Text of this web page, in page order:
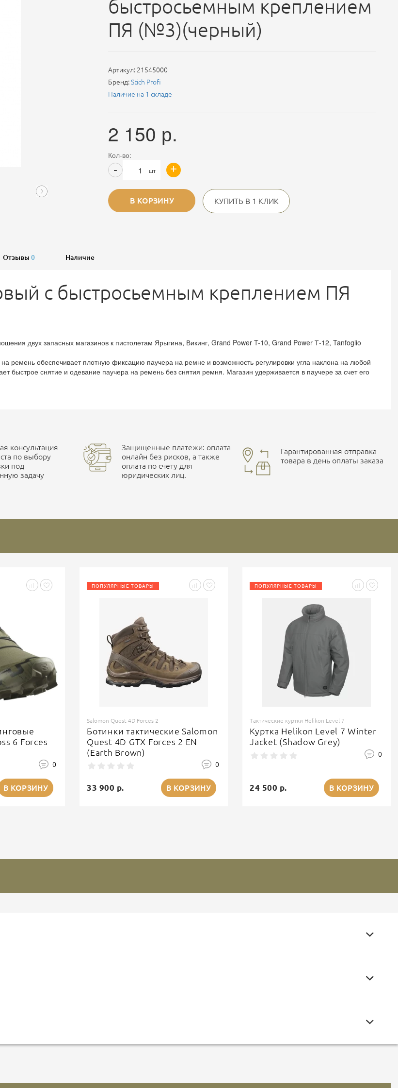
быстросьемным креплением
ПЯ (№3)(черный)
Артикул: 21545000
Бренд:Stich Profi
Наличие на 1 складе
2 150 р.
Кол-во:
шт +
-
В КОРЗИНУ КУПИТЬ В 1 КЛИК
Отзывы 0 Наличие
с быстросьемным креплением ПЯ
двух запасных магазинов к пистолетам Ярыгина, Викинг, Grand Power T-10, Grand Power Т-12, Tanfoglio
ремень обеспечивает плотную фиксацию паучера на ремне и возможность регулировки угла наклона на любой
быстрое снятие и одевание паучера на ремень без снятия ремня. Магазин удерживается в паучере за счет его
консультация
по выбору
под
задачу
Защищенные платежи: оплата
онлайн без рисков, а также
оплата по счету для
юридических лиц.
Гарантированная отправка
товара в день оплаты заказа
6 Forces
0
В КОРЗИНУ
ПОПУЛЯРНЫЕ ТОВАРЫ
Salomon Quest 4D Forces 2
Ботинки тактические Salomon
Quest 4D GTX Forces 2 EN
(Earth Brown)
0
33 900 р. В КОРЗИНУ
ПОПУЛЯРНЫЕ ТОВАРЫ
Тактические куртки Helikon Level 7
Куртка Helikon Level 7 Winter
Jacket (Shadow Grey)
0
24 500 р. В КОРЗИНУ